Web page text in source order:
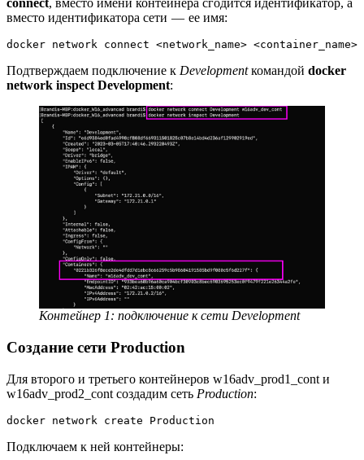
connect, вместо имени контейнера сгодится идентификатор, а
вместо идентификатора сети — ее имя:
docker network connect <network_name> <container_name>
Подтверждаем подключение к Developmentкомандой docker
network inspect Development:
Контейнер 1: подключение к сети Development
Создание сети Production
Для второго и третьего контейнеров w16adv_prod1_cont и
w16adv_prod2_cont создадим сеть Production:
docker network create Production
Подключаем к ней контейнеры: